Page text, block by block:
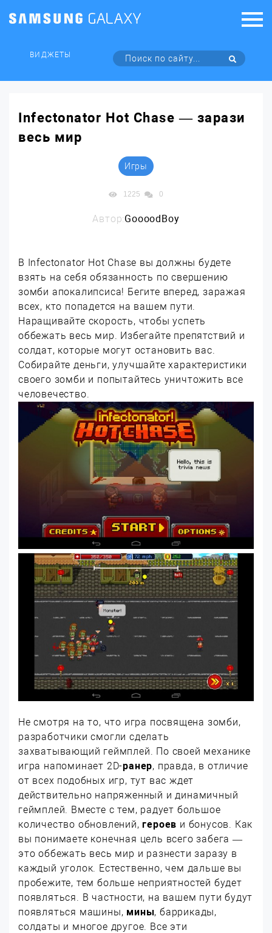
ВИДЖЕТЫ
Infectonator Hot Chase — зарази
весь мир
Игры
1225 0
Автор:GoooodBoy
В Infectonator Hot Chase вы должны будете
взять на себя обязанность по свершению
зомби апокалипсиса! Бегите вперед, заражая
всех, кто попадется на вашем пути.
Наращивайте скорость, чтобы успеть
оббежать весь мир. Избегайте препятствий и
солдат, которые могут остановить вас.
Собирайте деньги, улучшайте характеристики
своего зомби и попытайтесь уничтожить все
человечество.
Не смотря на то, что игра посвящена зомби,
разработчики смогли сделать
захватывающий геймплей. По своей механике
игра напоминает 2D-ранер, правда, в отличие
от всех подобных игр, тут вас ждет
действительно напряженный и динамичный
геймплей. Вместе с тем, радует большое
количество обновлений,героев и бонусов. Как
вы понимаете конечная цель всего забега —
это оббежать весь мир и разнести заразу в
каждый уголок. Естественно, чем дальше вы
пробежите, тем больше неприятностей будет
появляться. В частности, на вашем пути будут
появляться машины, мины, баррикады,
солдаты и многое другое. Все эти